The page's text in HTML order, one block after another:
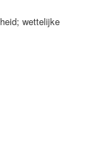
wettelijke